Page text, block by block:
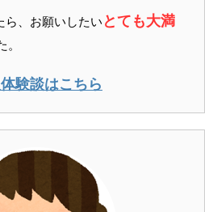
ら、お願いしたい とても大満
。
験談はこちら